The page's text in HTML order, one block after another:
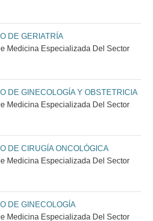
DE GERIATRÍA
Medicina Especializada Del Sector
DE GINECOLOGÍA Y OBSTETRICIA
Medicina Especializada Del Sector
DE CIRUGÍA ONCOLÓGICA
Medicina Especializada Del Sector
DE GINECOLOGÍA
Medicina Especializada Del Sector